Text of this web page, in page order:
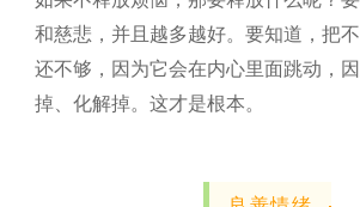
和慈悲，并且越多越好。要知道，把
还不够，因为它会在内心里面跳动，
掉、化解掉。这才是根本。